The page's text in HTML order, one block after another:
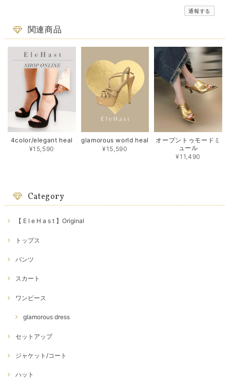
通報する
関連商品
4color/elegant heal
¥15,590
glamorous world heal
¥15,590
オープントゥモードミ
ュール
¥11,490
Category
【 E l e H a s t 】Original
トップス
パンツ
スカート
ワンピース
glamorous dress
セットアップ
ジャケット/コート
ハット